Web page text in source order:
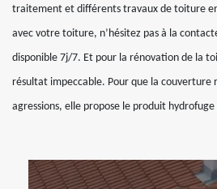
traitement et différents travaux de toiture en
avec votre toiture, n’hésitez pas à la
disponible 7j/7. Et pour la rénovation de la
résultat impeccable. Pour que la couverture
agressions, elle propose le produit